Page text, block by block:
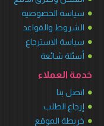
سياسة الخصوصية
الشروط والقواعد
سياسة الاسترجاع
أسئلة شائعة
خدمة العملاء
اتصل بنا
إرجاع الطلب
خريطة الموقع